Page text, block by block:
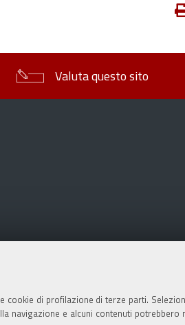
cookie di profilazione di terze parti.
navigazione e alcuni contenuti
Valuta questo sito